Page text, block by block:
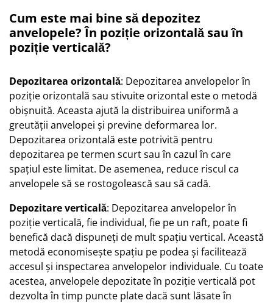
Cum este mai bine să depozitez
anvelopele? În poziție orizontală sau în
poziție verticală?
Depozitarea orizontală: Depozitarea anvelopelor în
poziție orizontală sau stivuite orizontal este o metodă
obișnuită. Aceasta ajută la distribuirea uniformă a
greutății anvelopei și previne deformarea lor.
Depozitarea orizontală este potrivită pentru
depozitarea pe termen scurt sau în cazul în care
spațiul este limitat. De asemenea, reduce riscul ca
anvelopele să se rostogolească sau să cadă.
Depozitare verticală: Depozitarea anvelopelor în
poziție verticală, fie individual, fie pe un raft, poate fi
benefică dacă dispuneți de mult spațiu vertical. Această
metodă economisește spațiu pe podea și facilitează
accesul și inspectarea anvelopelor individuale. Cu toate
acestea, anvelopele depozitate în poziție verticală pot
dezvolta în timp puncte plate dacă sunt lăsate în